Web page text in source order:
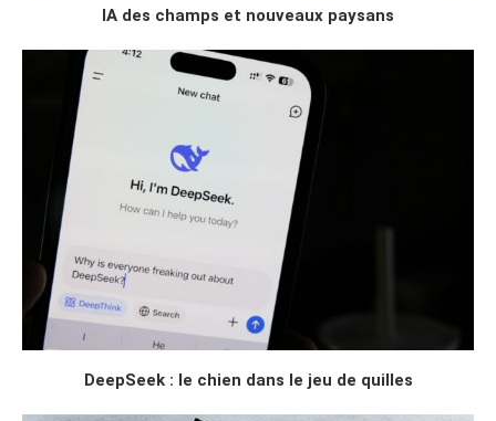
IA des champs et nouveaux paysans
DeepSeek : le chien dans le jeu de quilles